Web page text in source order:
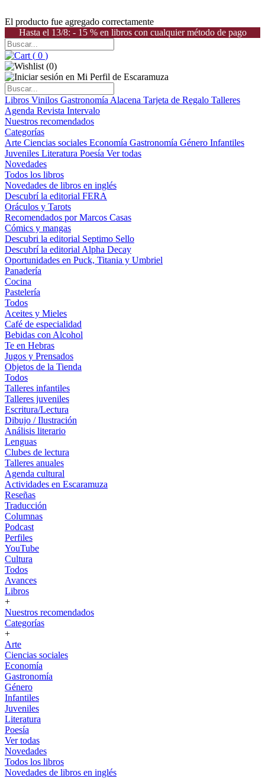
El producto fue agregado correctamente
Hasta el 13/8: - 15 % en libros con cualquier método de pago
( 0 )
(0)
Libros Vinilos Gastronomía Alacena Tarjeta de Regalo Talleres
Agenda Revista Intervalo
Nuestros recomendados
Categorías
Arte Ciencias sociales Economía Gastronomía Género Infantiles
Juveniles Literatura Poesía Ver todas
Novedades
Todos los libros
Novedades de libros en inglés
Descubrí la editorial FERA
Oráculos y Tarots
Recomendados por Marcos Casas
Cómics y mangas
Descubri la editorial Septimo Sello
Descubrí la editorial Alpha Decay
Oportunidades en Puck, Titania y Umbriel
Panadería
Cocina
Pastelería
Todos
Aceites y Mieles
Café de especialidad
Bebidas con Alcohol
Te en Hebras
Jugos y Prensados
Objetos de la Tienda
Todos
Talleres infantiles
Talleres juveniles
Escritura/Lectura
Dibujo / Ilustración
Análisis literario
Lenguas
Clubes de lectura
Talleres anuales
Agenda cultural
Actividades en Escaramuza
Reseñas
Traducción
Columnas
Podcast
Perfiles
YouTube
Cultura
Todos
Avances
Libros
+
Nuestros recomendados
Categorías
+
Arte
Ciencias sociales
Economía
Gastronomía
Género
Infantiles
Juveniles
Literatura
Poesía
Ver todas
Novedades
Todos los libros
Novedades de libros en inglés